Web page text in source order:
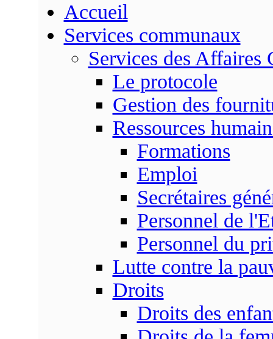
Accueil
Services communaux
Services des Affaires
Le protocole
Gestion des
Ressources
Formations
Emploi
Secrétaires
Personnel de
Personnel du
Lutte contre la
Droits
Droits des